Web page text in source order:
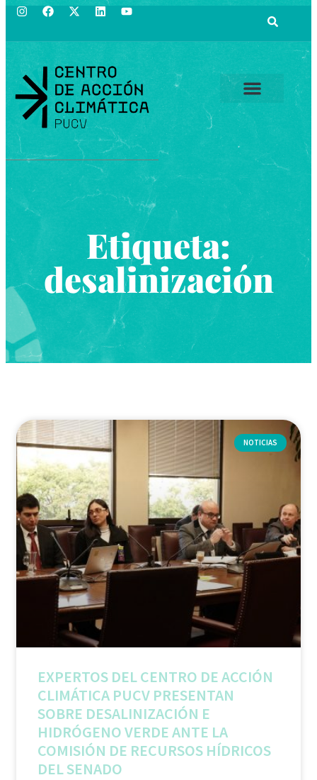
Etiqueta:
desalinización
NOTICIAS
EXPERTOS DEL CENTRO DE ACCIÓN
CLIMÁTICA PUCV PRESENTAN
SOBRE DESALINIZACIÓN E
HIDRÓGENO VERDE ANTE LA
COMISIÓN DE RECURSOS HÍDRICOS
DEL SENADO